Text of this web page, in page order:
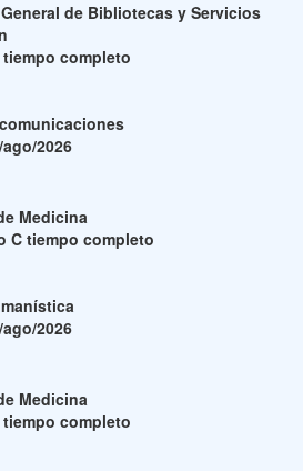
de Bibliotecas y Servicios
completo
2026
Medicina
C tiempo completo
2026
Medicina
completo